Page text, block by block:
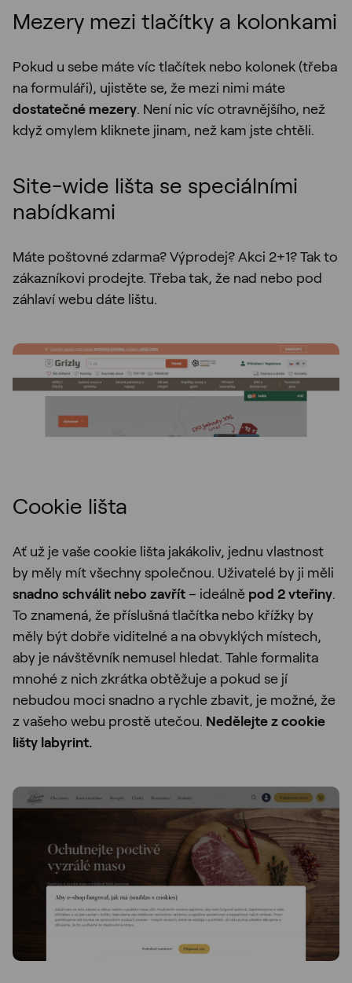
Mezery mezi tlačítky a kolonkami
Pokud u sebe máte víc tlačítek nebo kolonek (třeba
na formuláři), ujistěte se, že mezi nimi máte
dostatečné mezery. Není nic víc otravnějšího, než
když omylem kliknete jinam, než kam jste chtěli.
Site-wide lišta se speciálními
nabídkami
Máte poštovné zdarma? Výprodej? Akci 2+1? Tak to
zákazníkovi prodejte. Třeba tak, že nad nebo pod
záhlaví webu dáte lištu.
Cookie lišta
Ať už je vaše cookie lišta jakákoliv, jednu vlastnost
by měly mít všechny společnou. Uživatelé by ji měli
snadno schválit nebo zavřít – ideálně pod 2 vteřiny.
To znamená, že příslušná tlačítka nebo křížky by
měly být dobře viditelné a na obvyklých místech,
aby je návštěvník nemusel hledat. Tahle formalita
mnohé z nich zkrátka obtěžuje a pokud se jí
nebudou moci snadno a rychle zbavit, je možné, že
z vašeho webu prostě utečou. Nedělejte z cookie
lišty labyrint.